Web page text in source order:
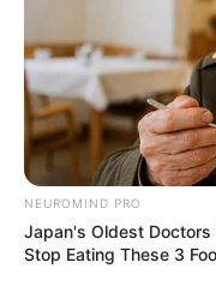
NEUROMIND PRO
Japan's Oldest
Stop Eating These 3